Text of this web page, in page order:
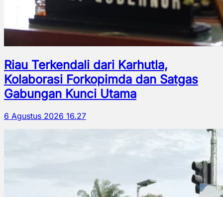
Riau Terkendali dari Karhutla,
Kolaborasi Forkopimda dan Satgas
Gabungan Kunci Utama
6 Agustus 2026 16.27